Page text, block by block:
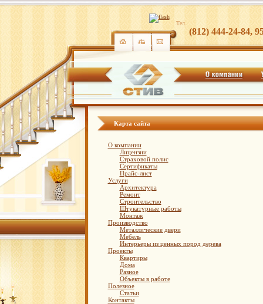
Тел.
(812) 444-24-84,
Карта сайта
О компании
Лицензии
Страховой полис
Сертификаты
Прайс-лист
Услуги
Архитектура
Ремонт
Cтроительство
Штукатурные работы
Монтаж
Производство
Металлические двери
Мебель
Интерьеры из ценных пород дерева
Проекты
Квартиры
Дома
Разное
Объекты в работе
Полезное
Статьи
Контакты